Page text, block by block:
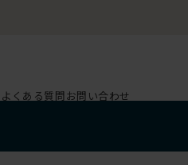
よくある質問お問い合わせ